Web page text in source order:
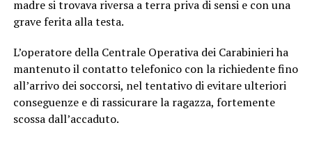
madre si trovava riversa a terra priva di sensi e con una
grave ferita alla testa.
L’operatore della Centrale Operativa dei Carabinieri ha
mantenuto il contatto telefonico con la richiedente fino
all’arrivo dei soccorsi, nel tentativo di evitare ulteriori
conseguenze e di rassicurare la ragazza, fortemente
scossa dall’accaduto.